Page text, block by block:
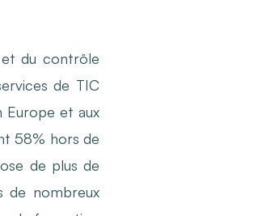
et du contrôle
de TIC
Europe et aux
58% hors de
de plus de
de nombreux